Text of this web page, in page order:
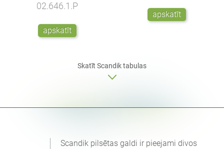
02.646.1.P
apskatīt
apskatīt
Skatīt Scandiktabulas
Scandik pilsētas galdi ir pieejami divos